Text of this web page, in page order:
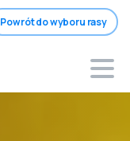
Powrót do wyboru rasy